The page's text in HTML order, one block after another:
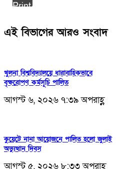
Print
এই বিভাগের আরও সংবাদ
খুলনা বিশ্ববিদ্যালয়ে ধারাবাহিকভাবে
বৃক্ষরোপণ কর্মসূচি পালিত
আগস্ট ৬, ২০২৬ ৭:৩৯ অপরাহ্ণ
কুয়েটে নানা আয়োজনে পালিত হলো জুলাই
অভ্যুত্থান দিবস
আগস্ট ৫, ২০২৬ ৮:৩৩ অপরাহ্ণ